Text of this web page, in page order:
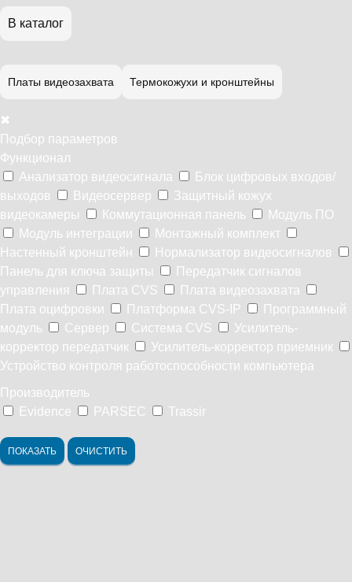
В каталог
Платы видеозахвата Термокожухи и кронштейны
✖
Подбор параметров
Функционал
Анализатор видеосигнала
Блок цифровых входов/
выходов
Видеосервер
Защитный кожух
видеокамеры
Коммутационная панель
Модуль ПО
Модуль интеграции
Монтажный комплект
Настенный кронштейн
Нормализатор видеосигналов
Панель для ключа защиты
Передатчик сигналов
управления
Плата CVS
Плата видеозахвата
Плата оцифровки
Платформа CVS-IP
Программный
модуль
Сервер Система CVS
Усилитель-
корректор передатчик
Усилитель-корректор приемник
Устройство контроля работоспособности компьютера
Производитель
Evidence
PARSEC Trassir